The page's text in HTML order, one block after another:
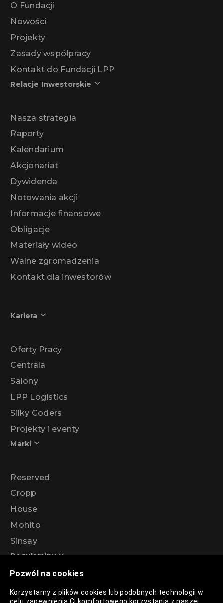
Pozwól na cookies
Korzystamy z plików cookies lub podobnych technologii w
celu zapewnienia Ci komfortowego korzystania z naszej
O Fundacji
Nowości
Projekty
Zasady współpracy
Kontakt do Fundacji LPP
Relacje Inwestorskie
Nasza strategia
Raporty
Kalendarium
Akcjonariat
Dywidenda
Notowania akcji
Informacje finansowe
Obligacje
Materiały wideo
Walne zgromadzenia
Kontakt dla inwestorów
Kariera
Oferty Pracy
Centrala
Salony
LPP Logistics
Silky Coders
Projekty i eventy
Marki
Reserved
Cropp
House
Mohito
Sinsay
Regulaminy
Regulamin akcji promocyjnej – Program
rabatowy 99%